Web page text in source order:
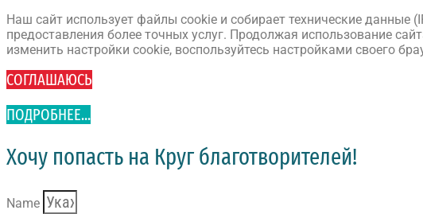
Наш сайт использует файлы cookie и собирает технические данные
предоставления более точных услуг. Продолжая использование
изменить настройки cookie, воспользуйтесь настройками своего
СОГЛАШАЮСЬ
ПОДРОБНЕЕ...
Хочу попасть на Круг благотворителей!
Name